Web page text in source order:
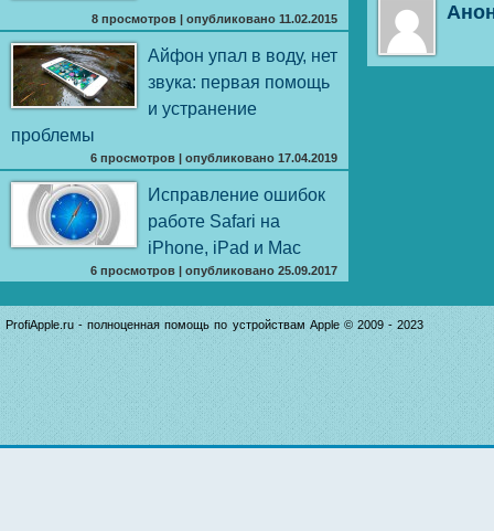
8 просмотров |опубликовано 11.02.2015
Айфон упал в воду, нет
звука: первая помощь
и устранение
проблемы
6 просмотров |опубликовано 17.04.2019
Исправление ошибок
работе Safari на
iPhone, iPad и Mac
6 просмотров |опубликовано 25.09.2017
ProfiApple.ru - полноценная помощь по устройствам Apple © 2009 - 2023